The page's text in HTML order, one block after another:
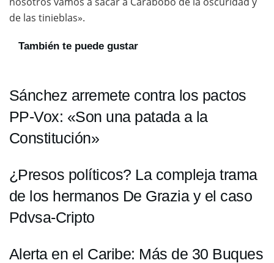
de las tinieblas».
También te puede gustar
Sánchez arremete contra los pactos
PP-Vox: «Son una patada a la
Constitución»
¿Presos políticos? La compleja trama
de los hermanos De Grazia y el caso
Pdvsa-Cripto
Alerta en el Caribe: Más de 30 Buques